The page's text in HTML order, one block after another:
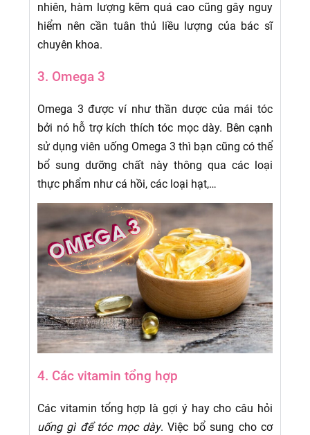
nhiên, hàm lượng kẽm quá cao cũng gây nguy
hiểm nên cần tuân thủ liều lượng của bác sĩ
chuyên khoa.
3. Omega 3
Omega 3 được ví như thần dược của mái tóc
bởi nó hỗ trợ kích thích tóc mọc dày. Bên cạnh
sử dụng viên uống Omega 3 thì bạn cũng có thể
bổ sung dưỡng chất này thông qua các loại
thực phẩm như cá hồi, các loại hạt,…
4. Các vitamin tổng hợp
Các vitamin tổng hợp là gợi ý hay cho câu hỏi
uống gì để tóc mọc dày. Việc bổ sung cho cơ